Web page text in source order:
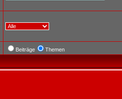
Beiträge Themen